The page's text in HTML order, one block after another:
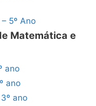
5º Ano
Matemática e
ano
ano
ano